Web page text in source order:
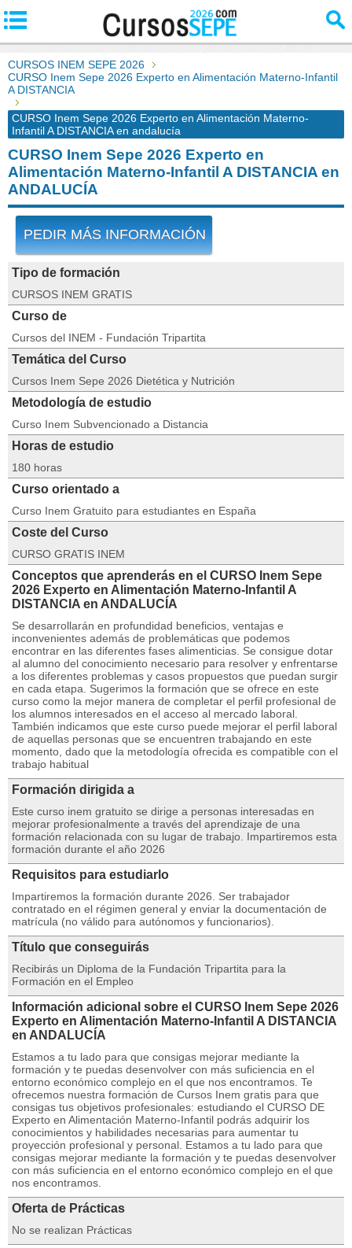
CURSOS INEM SEPE 2026
CURSO Inem Sepe 2026 Experto en Alimentación Materno-Infantil
A DISTANCIA
CURSO Inem Sepe 2026 Experto en Alimentación Materno-
Infantil A DISTANCIA en andalucía
CURSO Inem Sepe 2026 Experto en
Alimentación Materno-Infantil A DISTANCIA en
ANDALUCÍA
PEDIR MÁS INFORMACIÓN
Tipo de formación
CURSOS INEM GRATIS
Curso de
Cursos del INEM - Fundación Tripartita
Temática del Curso
Cursos Inem Sepe 2026 Dietética y Nutrición
Metodología de estudio
Curso Inem Subvencionado a Distancia
Horas de estudio
180 horas
Curso orientado a
Curso Inem Gratuito para estudiantes en España
Coste del Curso
CURSO GRATIS INEM
Conceptos que aprenderás en el CURSO Inem Sepe
2026 Experto en Alimentación Materno-Infantil A
DISTANCIA en ANDALUCÍA
Se desarrollarán en profundidad beneficios, ventajas e
inconvenientes además de problemáticas que podemos
encontrar en las diferentes fases alimenticias. Se consigue dotar
al alumno del conocimiento necesario para resolver y enfrentarse
a los diferentes problemas y casos propuestos que puedan surgir
en cada etapa. Sugerimos la formación que se ofrece en este
curso como la mejor manera de completar el perfil profesional de
los alumnos interesados en el acceso al mercado laboral.
También indicamos que este curso puede mejorar el perfil laboral
de aquellas personas que se encuentren trabajando en este
momento, dado que la metodología ofrecida es compatible con el
trabajo habitual
Formación dirigida a
Este curso inem gratuito se dirige a personas interesadas en
mejorar profesionalmente a través del aprendizaje de una
formación relacionada con su lugar de trabajo. Impartiremos esta
formación durante el año 2026
Requisitos para estudiarlo
Impartiremos la formación durante 2026. Ser trabajador
contratado en el régimen general y enviar la documentación de
matrícula (no válido para autónomos y funcionarios).
Título que conseguirás
Recibirás un Diploma de la Fundación Tripartita para la
Formación en el Empleo
Información adicional sobre el CURSO Inem Sepe 2026
Experto en Alimentación Materno-Infantil A DISTANCIA
en ANDALUCÍA
Estamos a tu lado para que consigas mejorar mediante la
formación y te puedas desenvolver con más suficiencia en el
entorno económico complejo en el que nos encontramos. Te
ofrecemos nuestra formación de Cursos Inem gratis para que
consigas tus objetivos profesionales: estudiando el CURSO DE
Experto en Alimentación Materno-Infantil podrás adquirir los
conocimientos y habilidades necesarias para aumentar tu
proyección profesional y personal. Estamos a tu lado para que
consigas mejorar mediante la formación y te puedas desenvolver
con más suficiencia en el entorno económico complejo en el que
nos encontramos.
Oferta de Prácticas
No se realizan Prácticas